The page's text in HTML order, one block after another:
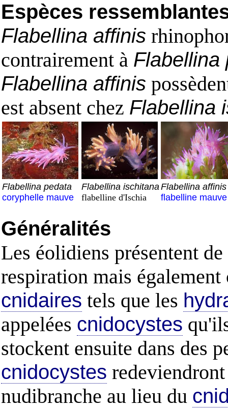
Espèces
Flabellina affinis
contrairement à Flabellina
Flabellina affinis
est absent chez Flabellina
Flabellina pedata
coryphelle mauve
Flabellina ischitana
flabelline d'Ischia
Flabellina affinis
flabelline mauve
Généralités
Les éolidiens présentent
respiration mais également
cnidaires tels que les
appelées cnidocystes
stockent ensuite dans des
cnidocystes
nudibranche au lieu du